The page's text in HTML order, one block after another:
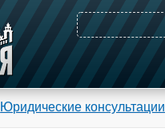
Юридические консультации